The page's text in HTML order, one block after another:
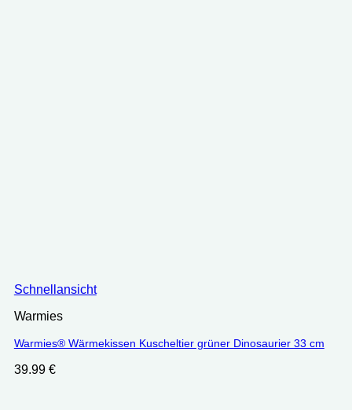
Schnellansicht
Warmies
Warmies® Wärmekissen Kuscheltier grüner Dinosaurier 33 cm
39.99 €